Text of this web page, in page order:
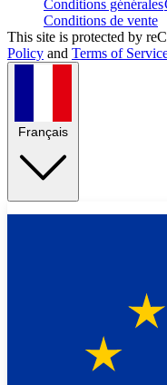
Conditions générales
Conditions de vente
This site is protected by
Policy and Terms of
Français